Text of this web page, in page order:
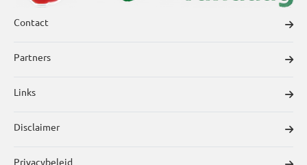
Contact
Partners
Links
Disclaimer
Privacybeleid